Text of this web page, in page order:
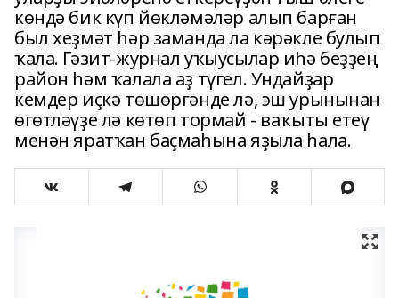
көндә бик күп йөкләмәләр алып барған
был хеҙмәт һәр заманда ла кәрәкле булып
ҡала. Гәзит-журнал уҡыусылар иһә беҙҙең
район һәм ҡалала аҙ түгел. Ундайҙар
кемдер иҫкә төшөргәнде лә, эш урынынан
өгөтләүҙе лә көтөп тормай - ваҡыты етеү
менән яратҡан баҫмаһына яҙыла һала.